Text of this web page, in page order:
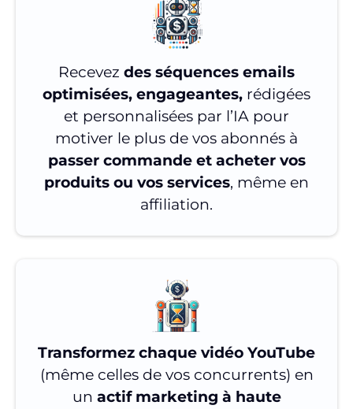
Recevez des séquences emails
optimisées, engageantes, rédigées
et personnalisées par l’IA pour
motiver le plus de vos abonnés à
passer commande et acheter vos
produits ou vos services, même en
affiliation.
Transformez chaque vidéo YouTube
(même celles de vos concurrents) en
un actif marketing à haute